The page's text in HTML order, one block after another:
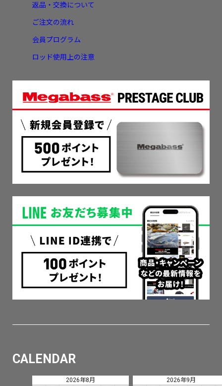
返品・交換について
ご注文の流れ
会員プログラム
ロッド使用上の注意
CALENDAR
2026年8月
2026年9月